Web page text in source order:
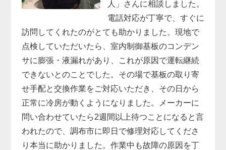
人」さんに相談しました。
電話対応が丁寧で、すぐに
訪問してくれたのがとても助かりました。現地で
点検していただいたら、室内制御基板のコンデン
サに膨張・液漏れがあり、これが原因で運転継続
できないとのことでした。その場で基板の取り寄
せ手配と交換作業をご対応いただき、その日から
正常に冷房が動くようになりました。メーカーに
問い合わせていたら2週間以上待つことになると言
われたので、調布市に即日で修理対応してくださ
り本当に助かりました。作業中も故障の原因を丁